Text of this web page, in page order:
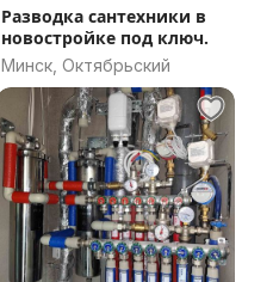
Разводка сантехники в
новостройке под ключ.
Минск, Октябрьский